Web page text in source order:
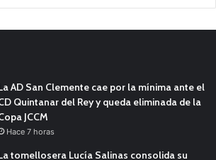
AD San Clemente cae por la mínima ante el
Quintanar del Rey y queda eliminada de la
JCCM
Hace 7 horas
tomellosera Lucía Salinas consolida su